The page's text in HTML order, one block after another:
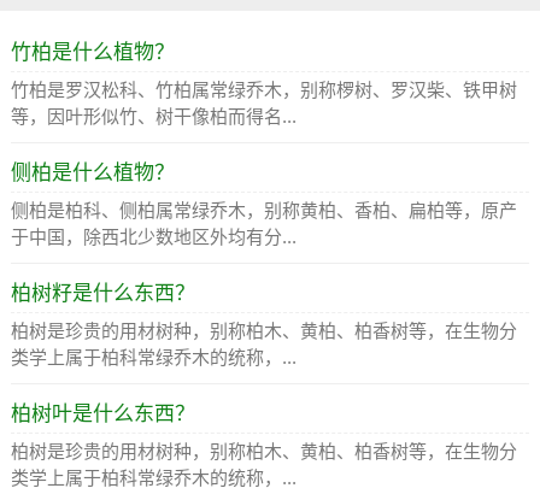
竹柏是什么植物？
竹柏是罗汉松科、竹柏属常绿乔木，别称椤树、罗汉柴、铁甲树
等，因叶形似竹、树干像柏而得名...
侧柏是什么植物？
侧柏是柏科、侧柏属常绿乔木，别称黄柏、香柏、扁柏等，原产
于中国，除西北少数地区外均有分...
柏树籽是什么东西？
柏树是珍贵的用材树种，别称柏木、黄柏、柏香树等，在生物分
类学上属于柏科常绿乔木的统称，...
柏树叶是什么东西？
柏树是珍贵的用材树种，别称柏木、黄柏、柏香树等，在生物分
类学上属于柏科常绿乔木的统称，...